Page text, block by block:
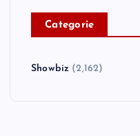
Categorie
Showbiz (2,162)